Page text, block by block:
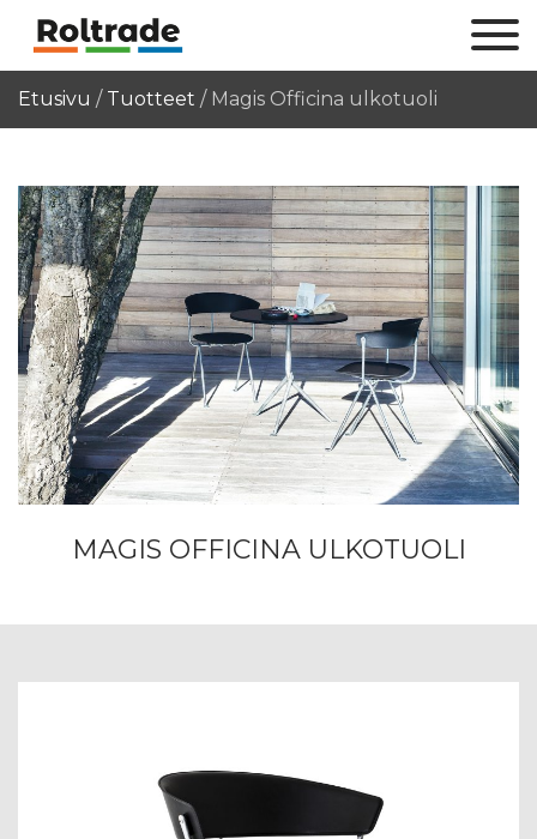
Etusivu / Tuotteet / Magis Officina ulkotuoli
MAGIS OFFICINA ULKOTUOLI